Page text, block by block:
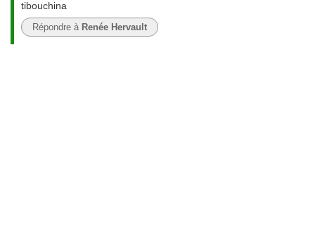
tibouchina
Répondre à Renée Hervault